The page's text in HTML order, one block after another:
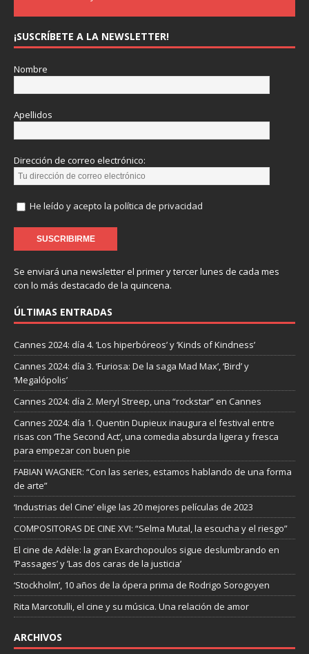
¡SUSCRÍBETE A LA NEWSLETTER!
Nombre
Apellidos
Dirección de correo electrónico:
He leído y acepto la política de privacidad
Se enviará una newsletter el primer y tercer lunes de cada mes
con lo más destacado de la quincena.
ÚLTIMAS ENTRADAS
Cannes 2024: día 4. ‘Los hiperbóreos’ y ‘Kinds of Kindness’
Cannes 2024: día 3. ‘Furiosa: De la saga Mad Max’, ‘Bird’ y
‘Megalópolis’
Cannes 2024: día 2. Meryl Streep, una “rockstar” en Cannes
Cannes 2024: día 1. Quentin Dupieux inaugura el festival entre
risas con ‘The Second Act’, una comedia absurda ligera y fresca
para empezar con buen pie
FABIAN WAGNER: “Con las series, estamos hablando de una forma
de arte”
‘Industrias del Cine’ elige las 20 mejores películas de 2023
COMPOSITORAS DE CINE XVI: “Selma Mutal, la escucha y el riesgo”
El cine de Adèle: la gran Exarchopoulos sigue deslumbrando en
’Passages’ y ’Las dos caras de la justicia’
‘Stockholm’, 10 años de la ópera prima de Rodrigo Sorogoyen
Rita Marcotulli, el cine y su música. Una relación de amor
ARCHIVOS